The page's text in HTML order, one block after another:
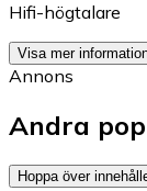
Hifi-högtalare
Visa mer
Annons
Andra
Hoppa över